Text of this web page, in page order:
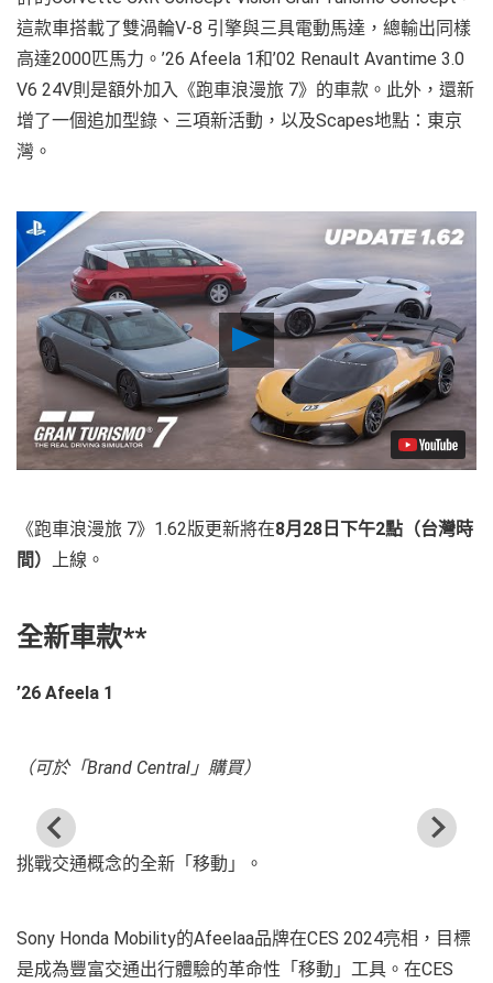
這款車搭載了雙渦輪V-8 引擎與三具電動馬達，總輸出同樣
高達2000匹馬力。’26 Afeela 1和’02 Renault Avantime 3.0
V6 24V則是額外加入《跑車浪漫旅 7》的車款。此外，還新
增了一個追加型錄、三項新活動，以及Scapes地點：東京
灣。
Play
Video
《跑車浪漫旅 7》1.62版更新將在8月28日下午2點（台灣時
間）
上線。
全新車款**
’26 Afeela 1
（可於「Brand Central」購買）
挑戰交通概念的全新「移動」。
Sony Honda Mobility的Afeelaa品牌在CES 2024亮相，目標
是成為豐富交通出行體驗的革命性「移動」工具。在CES